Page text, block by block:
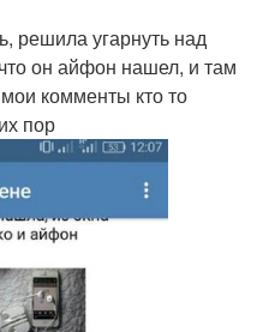
решила угарнуть над
он айфон нашел, и там
комменты кто то
пор